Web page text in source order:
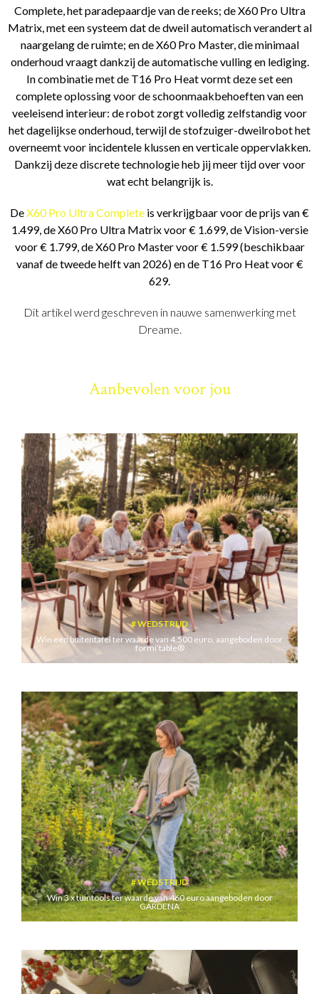
Complete, het paradepaardje van de reeks; de X60 Pro Ultra
Matrix, met een systeem dat de dweil automatisch verandert al
naargelang de ruimte; en de X60 Pro Master, die minimaal
onderhoud vraagt dankzij de automatische vulling en lediging.
In combinatie met de T16 Pro Heat vormt deze set een
complete oplossing voor de schoonmaakbehoeften van een
veeleisend interieur: de robot zorgt volledig zelfstandig voor
het dagelijkse onderhoud, terwijl de stofzuiger-dweilrobot het
overneemt voor incidentele klussen en verticale oppervlakken.
Dankzij deze discrete technologie heb jij meer tijd over voor
wat echt belangrijk is.
DeX60 Pro Ultra Complete is verkrijgbaar voor de prijs van €
1.499, de X60 Pro Ultra Matrix voor € 1.699, de Vision-versie
voor € 1.799, de X60 Pro Master voor € 1.599 (beschikbaar
vanaf de tweede helft van 2026) en de T16 Pro Heat voor €
629.
Dit artikel werd geschreven in nauwe samenwerking met
Dreame.
Aanbevolen voor jou
WEDSTRIJD
Win een buitentafel ter waarde van 4.500 euro, aangeboden door
formi’table®
WEDSTRIJD
Win 3 x tuintools ter waarde van 460 euro aangeboden door
GARDENA